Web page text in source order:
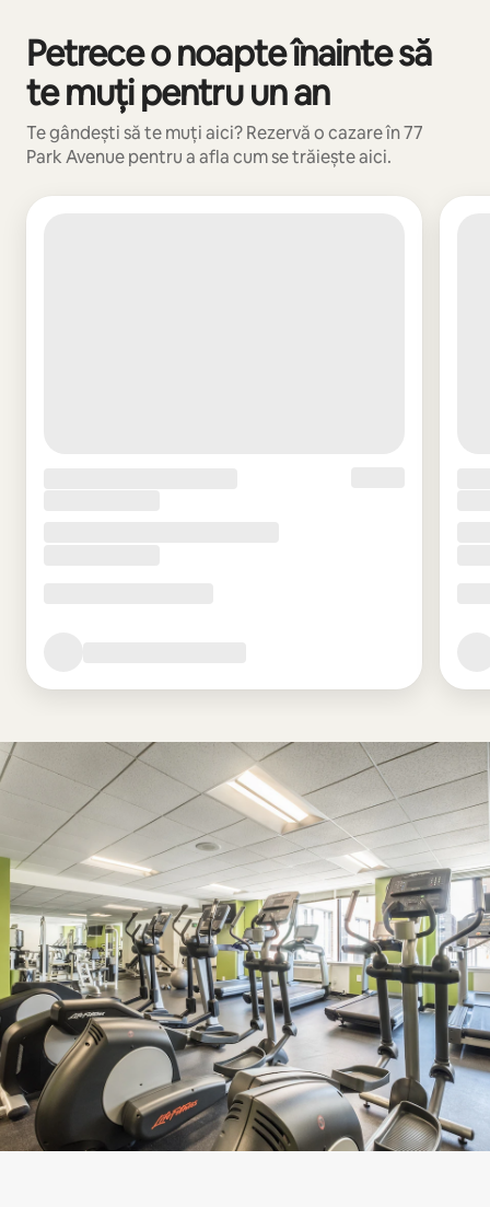
Petrece o noapte înainte să
te muți pentru un an
Te gândești să te muți aici? Rezervă o cazare în 77
Park Avenue pentru a afla cum se trăiește aici.
Se afișează 0 din 0 elemente